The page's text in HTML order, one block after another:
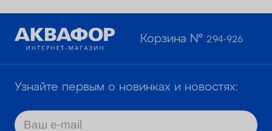
Корзина № 294-926
Узнайте первым о новинках и новостях: